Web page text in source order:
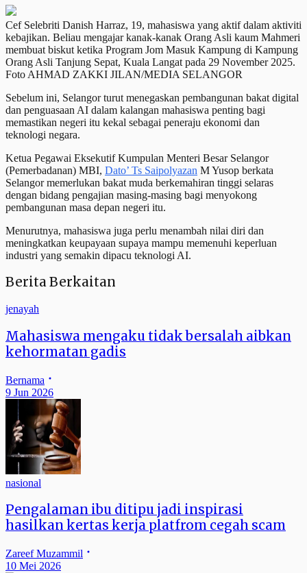
Cef Selebriti Danish Harraz, 19, mahasiswa yang aktif dalam aktiviti
kebajikan. Beliau mengajar kanak-kanak Orang Asli kaum Mahmeri
membuat biskut ketika Program Jom Masuk Kampung di Kampung
Orang Asli Tanjung Sepat, Kuala Langat pada 29 November 2025.
Foto AHMAD ZAKKI JILAN/MEDIA SELANGOR
Sebelum ini, Selangor turut menegaskan pembangunan bakat digital
dan penguasaan AI dalam kalangan mahasiswa penting bagi
memastikan negeri itu kekal sebagai peneraju ekonomi dan
teknologi negara.
Ketua Pegawai Eksekutif Kumpulan Menteri Besar Selangor
(Pemerbadanan) MBI, Dato’ Ts Saipolyazan M Yusop berkata
Selangor memerlukan bakat muda berkemahiran tinggi selaras
dengan bidang pengajian masing-masing bagi menyokong
pembangunan masa depan negeri itu.
Menurutnya, mahasiswa juga perlu menambah nilai diri dan
meningkatkan keupayaan supaya mampu memenuhi keperluan
industri yang semakin dipacu teknologi AI.
Berita Berkaitan
jenayah
Mahasiswa mengaku tidak bersalah aibkan
kehormatan gadis
Bernama
9 Jun 2026
nasional
Pengalaman ibu ditipu jadi inspirasi
hasilkan kertas kerja platfrom cegah scam
Zareef Muzammil
10 Mei 2026